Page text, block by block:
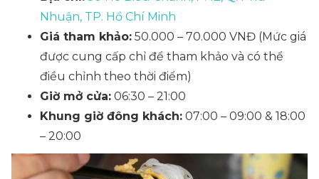
Nhuận, TP. Hồ Chí Minh
Giá tham khảo: 50.000 – 70.000 VNĐ (Mức giá
được cung cấp chỉ để tham khảo và có thể
điều chỉnh theo thời điểm)
Giờ mở cửa: 06:30 – 21:00
Khung giờ đông khách: 07:00 – 09:00 & 18:00
– 20:00